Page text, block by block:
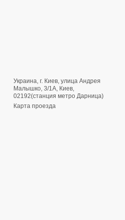
Украина, г. Киев, улица Андрея
Малышко, 3/1А, Киев,
02192(станция метро Дарница)
Карта проезда